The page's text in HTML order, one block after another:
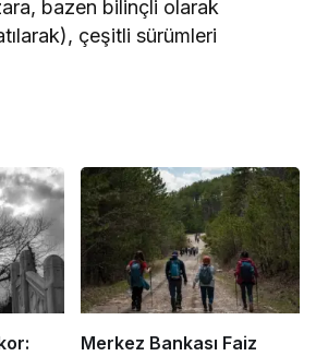
bazen bilinçli olarak
çeşitli sürümleri
Merkez Bankası Faiz